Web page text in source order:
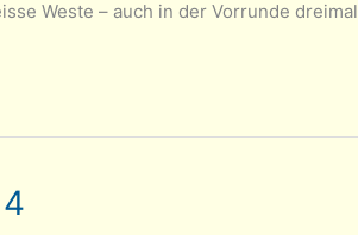
Weste – auch in der Vorrunde dreimal